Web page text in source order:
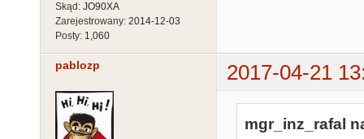
Skąd: JO90XA
Zarejestrowany: 2014-12-03
Posty: 1,060
pablozp 2017-04-21
mgr_inz_rafal